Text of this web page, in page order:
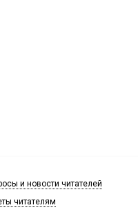
и новости читателей
читателям